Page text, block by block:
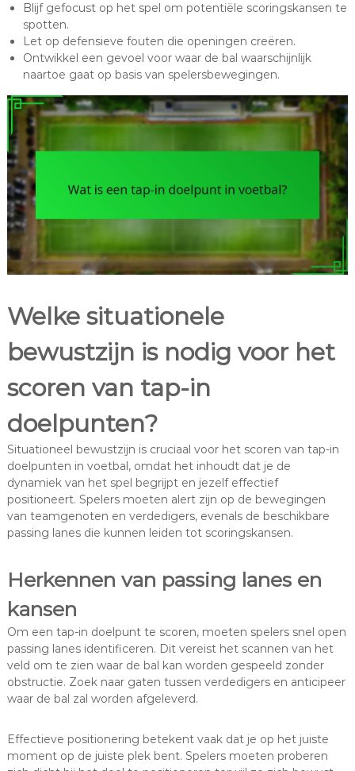
Blijf gefocust op het spel om potentiële scoringskansen te
spotten.
Let op defensieve fouten die openingen creëren.
Ontwikkel een gevoel voor waar de bal waarschijnlijk
naartoe gaat op basis van spelersbewegingen.
Welke situationele
bewustzijn is nodig voor het
scoren van tap-in
doelpunten?
Situationeel bewustzijn is cruciaal voor het scoren van tap-in
doelpunten in voetbal, omdat het inhoudt dat je de
dynamiek van het spel begrijpt en jezelf effectief
positioneert. Spelers moeten alert zijn op de bewegingen
van teamgenoten en verdedigers, evenals de beschikbare
passing lanes die kunnen leiden tot scoringskansen.
Herkennen van passing lanes en
kansen
Om een tap-in doelpunt te scoren, moeten spelers snel open
passing lanes identificeren. Dit vereist het scannen van het
veld om te zien waar de bal kan worden gespeeld zonder
obstructie. Zoek naar gaten tussen verdedigers en anticipeer
waar de bal zal worden afgeleverd.
Effectieve positionering betekent vaak dat je op het juiste
moment op de juiste plek bent. Spelers moeten proberen